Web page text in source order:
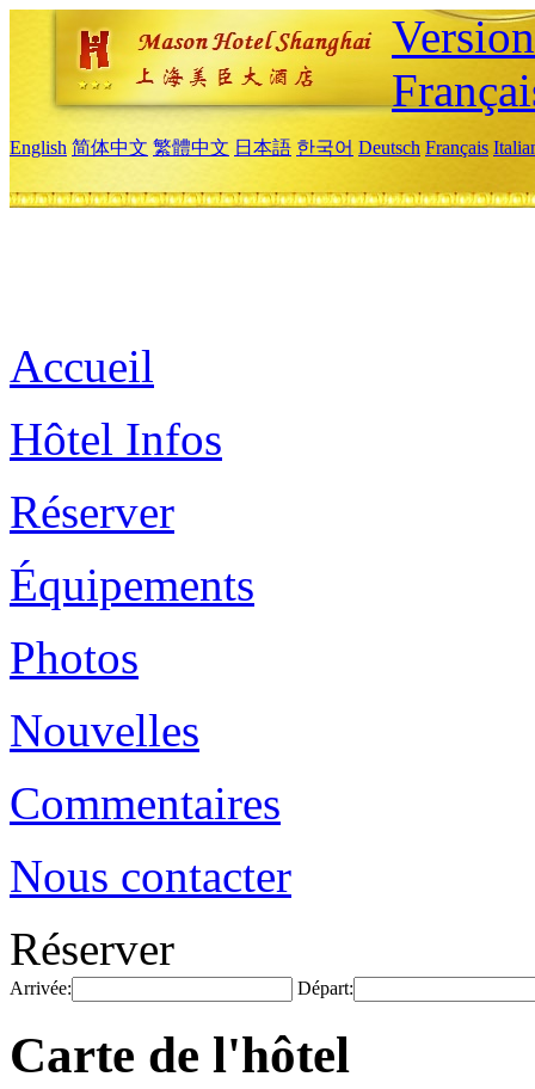
English 简体中文 繁體中文 日本語 한국어 Deutsch Français
Accueil
Hôtel Infos
Réserver
Équipements
Photos
Nouvelles
Commentaires
Nous contacter
Réserver
Arrivée: Départ:
Carte de l'hôtel